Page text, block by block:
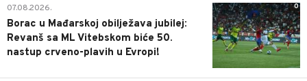
0
07.08.2026.
Borac u Mađarskoj obilježava jubilej:
Revanš sa ML Vitebskom biće 50.
nastup crveno-plavih u Evropi!